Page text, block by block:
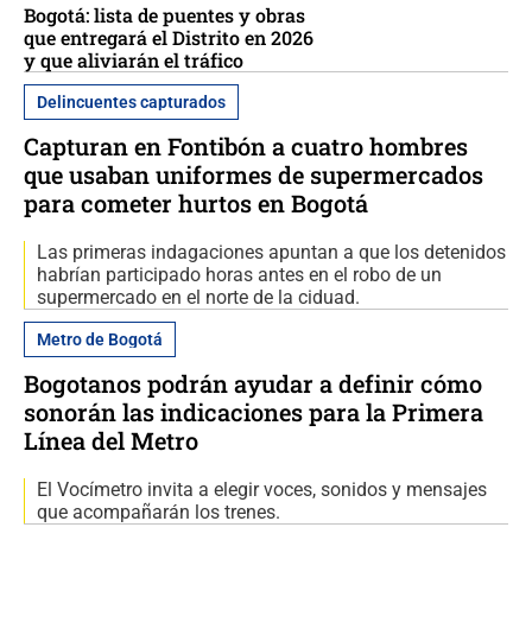
Bogotá: lista de puentes y obras
que entregará el Distrito en 2026
y que aliviarán el tráfico
Delincuentes capturados
Capturan en Fontibón a cuatro hombres
que usaban uniformes de supermercados
para cometer hurtos en Bogotá
Las primeras indagaciones apuntan a que los detenidos
habrían participado horas antes en el robo de un
supermercado en el norte de la ciduad.
Metro de Bogotá
Bogotanos podrán ayudar a definir cómo
sonorán las indicaciones para la Primera
Línea del Metro
El Vocímetro invita a elegir voces, sonidos y mensajes
que acompañarán los trenes.